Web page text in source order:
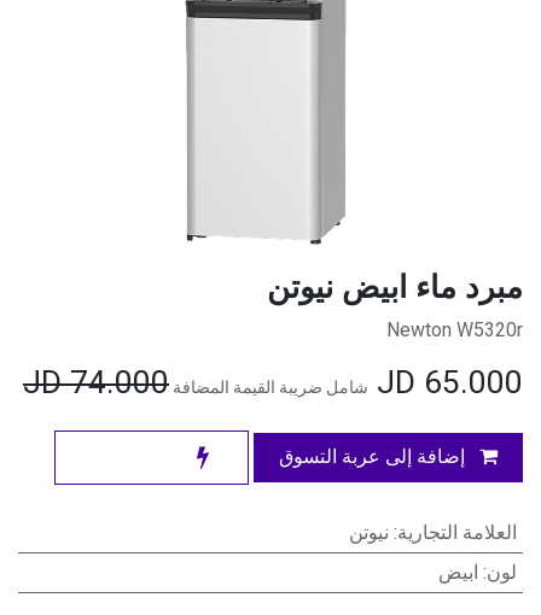
مبرد ماء ابيض نيوتن
Newton W5320r
65.000 شامل ضريبة القيمة المضافة 74.000
JD
إضافة إلى عربة التسوق
العلامة التجارية: نيوتن
لون: ابيض